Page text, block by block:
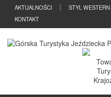
Przeskocz
treści
Przejdź
menu
AKTUALNOŚCI STYL WESTERN
KONTAKT